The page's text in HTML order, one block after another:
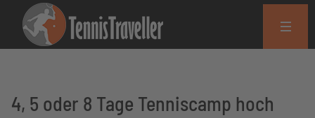
4, 5 oder 8 Tage Tenniscamp hoch